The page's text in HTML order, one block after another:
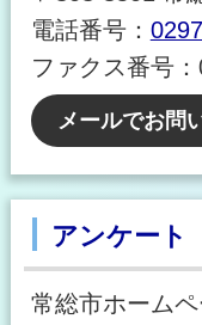
電話番号：
ファクス番号
メールでお問
アンケート
常総市ホーム